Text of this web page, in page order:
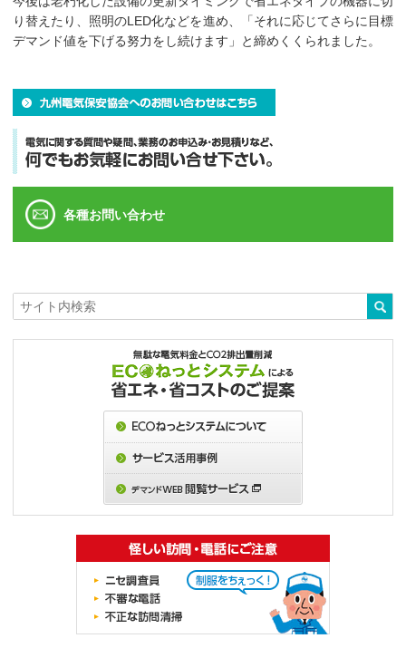
り替えたり、照明のLED化などを進め、「それに応じてさらに目標
デマンド値を下げる努力をし続けます」と締めくくられました。
各種お問い合わせ